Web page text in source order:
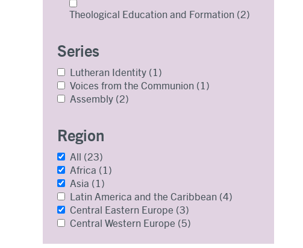
Theological Education and Formation (2)
Series
Lutheran Identity (1)
Voices from the Communion (1)
Assembly (2)
Region
All (23)
Africa (1)
Asia (1)
Latin America and the Caribbean (4)
Central Eastern Europe (3)
Central Western Europe (5)